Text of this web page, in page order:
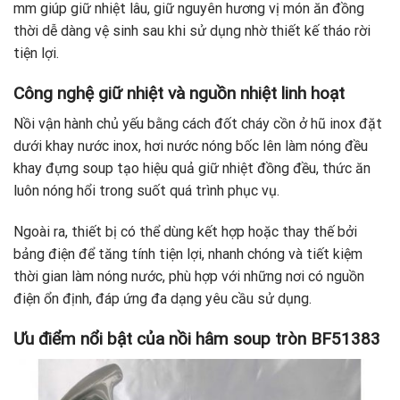
mm giúp giữ nhiệt lâu, giữ nguyên hương vị món ăn đồng
thời dễ dàng vệ sinh sau khi sử dụng nhờ thiết kế tháo rời
tiện lợi.
Công nghệ giữ nhiệt và nguồn nhiệt linh hoạt
Nồi vận hành chủ yếu bằng cách đốt cháy cồn ở hũ inox đặt
dưới khay nước inox, hơi nước nóng bốc lên làm nóng đều
khay đựng soup tạo hiệu quả giữ nhiệt đồng đều, thức ăn
luôn nóng hổi trong suốt quá trình phục vụ.
Ngoài ra, thiết bị có thể dùng kết hợp hoặc thay thế bởi
bảng điện để tăng tính tiện lợi, nhanh chóng và tiết kiệm
thời gian làm nóng nước, phù hợp với những nơi có nguồn
điện ổn định, đáp ứng đa dạng yêu cầu sử dụng.
Ưu điểm nổi bật của nồi hâm soup tròn BF51383